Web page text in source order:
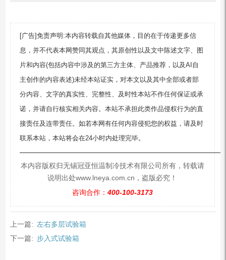
[广告]免责声明:本内容转载自其他媒体，目的在于传递更多信
息，并不代表本网赞同其观点，其原创性以及文中陈述文字、图
片和内容(包括内容中涉及的第三方主体、产品推荐，以及AI自
主创作的内容表述)未经本站证实，对本文以及其中全部或者部
分内容、文字的真实性、完整性、及时性本站不作任何保证或承
诺，并请自行核实相关内容。本站不承担此类作品侵权行为的直
接责任及连带责任。如若本网有任何内容侵犯您的权益，请及时
联系本站，本站将会在24小时内处理完毕。
本内容版权归无锡冠亚恒温制冷技术有限公司所有，转载请
说明出处www.lneya.com.cn，盗版必究！
咨询合作： 400-100-3173
上一篇: 左右多层试验箱
下一篇: 步入式试验箱